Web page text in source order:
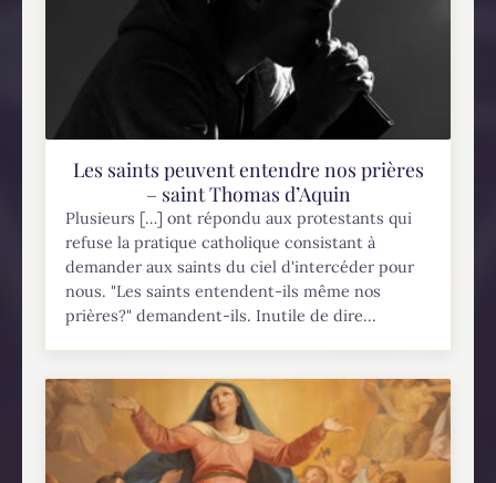
Les saints peuvent entendre nos prières
– saint Thomas d’Aquin
Plusieurs […] ont répondu aux protestants qui
refuse la pratique catholique consistant à
demander aux saints du ciel d'intercéder pour
nous. "Les saints entendent-ils même nos
prières?" demandent-ils. Inutile de dire...